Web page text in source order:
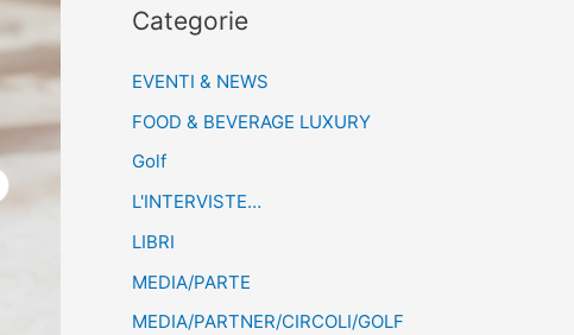
Categorie
EVENTI & NEWS
FOOD & BEVERAGE LUXURY
Golf
L'INTERVISTE…
LIBRI
MEDIA/PARTE
MEDIA/PARTNER/CIRCOLI/GOLF